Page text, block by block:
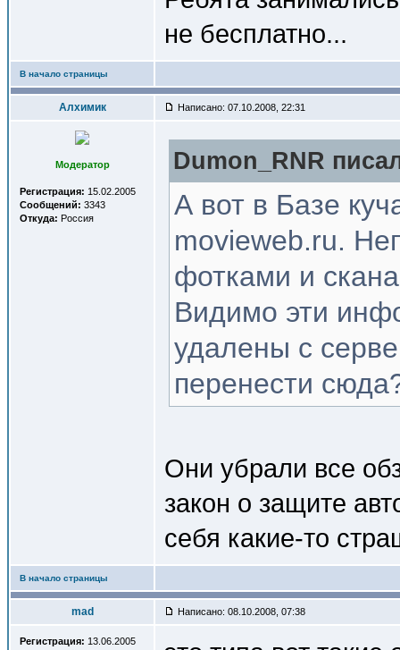
не бесплатно...
В начало страницы
Алхимик Написано: 07.10.2008, 22:31
Модератор
Регистрация: 15.02.2005
Сообщений: 3343
Откуда: Россия
Dumon_RNR
А вот в Базе
movieweb.ru.
фотками и
Видимо эти
удалены с
перенести
Они убрали все
закон о защите
себя какие-то
В начало страницы
mad Написано: 08.10.2008, 07:38
Регистрация: 13.06.2005